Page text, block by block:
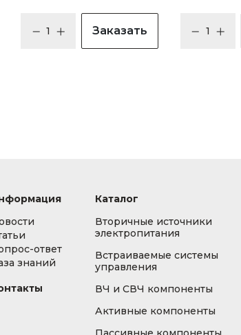
Заказать
ответ
знаний
Каталог
Вторичные источники
электропитания
Встраиваемые системы
управления
ВЧ и СВЧ компоненты
Активные компоненты